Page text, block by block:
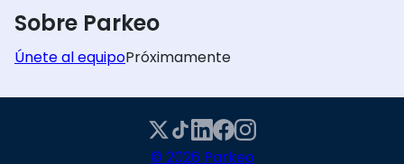
Sobre Parkeo
Únete al equipoPróximamente
© 2026 Parkeo